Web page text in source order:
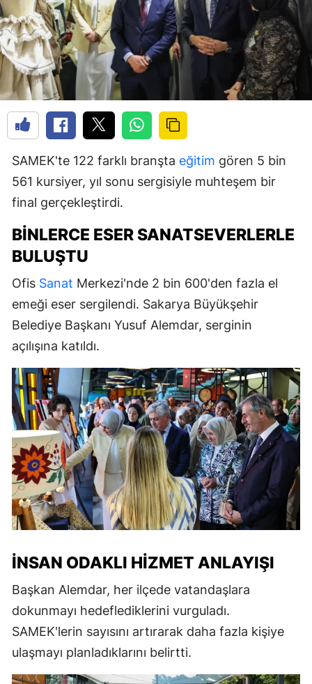
SAMEK'te 122 farklı branşta eğitim gören 5 bin
561 kursiyer, yıl sonu sergisiyle muhteşem bir
final gerçekleştirdi.
BINLERCE ESER SANATSEVERLERLE
BULUŞTU
Ofis Sanat Merkezi'nde 2 bin 600'den fazla el
emeği eser sergilendi. Sakarya Büyükşehir
Belediye Başkanı Yusuf Alemdar, serginin
açılışına katıldı.
İNSAN ODAKLI HIZMET ANLAYIŞI
Başkan Alemdar, her ilçede vatandaşlara
dokunmayı hedeflediklerini vurguladı.
SAMEK'lerin sayısını artırarak daha fazla kişiye
ulaşmayı planladıklarını belirtti.